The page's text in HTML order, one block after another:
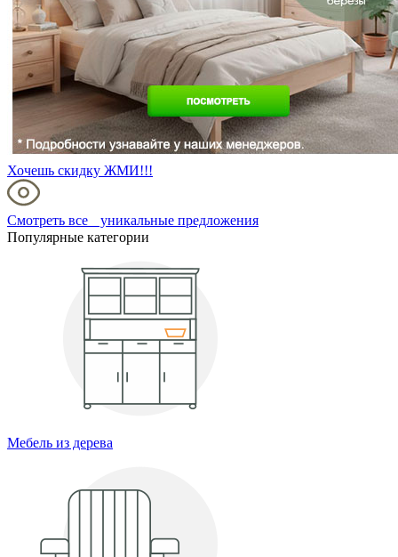
Хочешь скидку ЖМИ!!!
Смотреть все уникальные предложения
Популярные категории
Мебель из дерева